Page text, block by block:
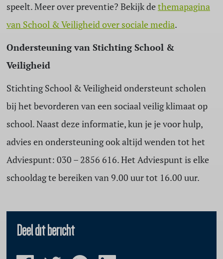
speelt. Meer over preventie? Bekijk dethemapagina
van School & Veiligheid over sociale media.
Ondersteuning van Stichting School &
Veiligheid
Stichting School & Veiligheid ondersteunt scholen
bij het bevorderen van een sociaal veilig klimaat op
school. Naast deze informatie, kun je je voor hulp,
advies en ondersteuning ook altijd wenden tot het
Adviespunt: 030 – 2856 616. Het Adviespunt is elke
schooldag te bereiken van 9.00 uur tot 16.00 uur.
Deel dit bericht